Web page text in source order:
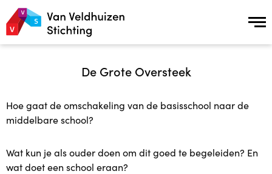
Missie en Visie
Geschiedenis
De Grote Oversteek
Hoe gaat de omschakeling van de basisschool naar de
middelbare school?
Wat kun je als ouder doen om dit goed te begeleiden? En
wat doet een school eraan?